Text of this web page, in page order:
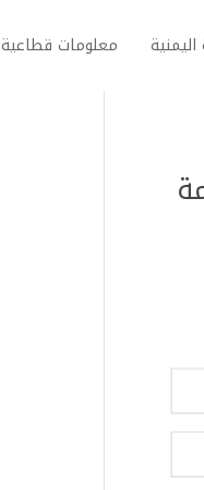
معلومات قطاعية